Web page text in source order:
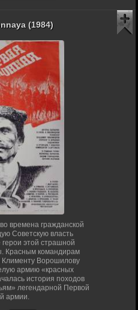
(1984)
времена гражданской
Советскую власть
этой страшной
Красным командирам
Ворошилову
армию «красных
история походов
легендарной Первой
армии.